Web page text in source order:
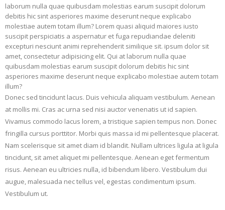
laborum nulla quae quibusdam molestias earum suscipit dolorum
debitis hic sint asperiores maxime deserunt neque explicabo
molestiae autem totam illum? Lorem quasi aliquid maiores iusto
suscipit perspiciatis a aspernatur et fuga repudiandae deleniti
excepturi nesciunt animi reprehenderit similique sit. ipsum dolor sit
amet, consectetur adipisicing elit. Qui at laborum nulla quae
quibusdam molestias earum suscipit dolorum debitis hic sint
asperiores maxime deserunt neque explicabo molestiae autem totam
illum?
Donec sed tincidunt lacus. Duis vehicula aliquam vestibulum. Aenean
at mollis mi. Cras ac urna sed nisi auctor venenatis ut id sapien.
Vivamus commodo lacus lorem, a tristique sapien tempus non. Donec
fringilla cursus porttitor. Morbi quis massa id mi pellentesque placerat.
Nam scelerisque sit amet diam id blandit. Nullam ultrices ligula at ligula
tincidunt, sit amet aliquet mi pellentesque. Aenean eget fermentum
risus. Aenean eu ultricies nulla, id bibendum libero. Vestibulum dui
augue, malesuada nec tellus vel, egestas condimentum ipsum.
Vestibulum ut.